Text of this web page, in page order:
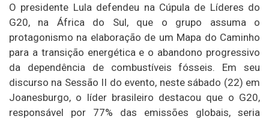
O presidente Lula defendeu na Cúpula de Líderes do
G20, na África do Sul, que o grupo assuma o
protagonismo na elaboração de um Mapa do Caminho
para a transição energética e o abandono progressivo
da dependência de combustíveis fósseis. Em seu
discurso na Sessão II do evento, neste sábado (22) em
Joanesburgo, o líder brasileiro destacou que o G20,
responsável por 77% das emissões globais, seria